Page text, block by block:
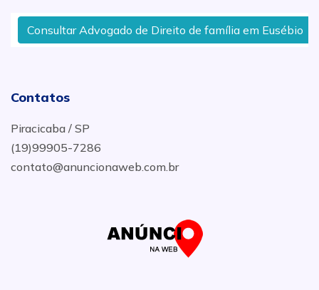
Consultar Advogado de Direito de família em Eusébio
Contatos
Piracicaba / SP
(19)99905-7286
contato@anuncionaweb.com.br